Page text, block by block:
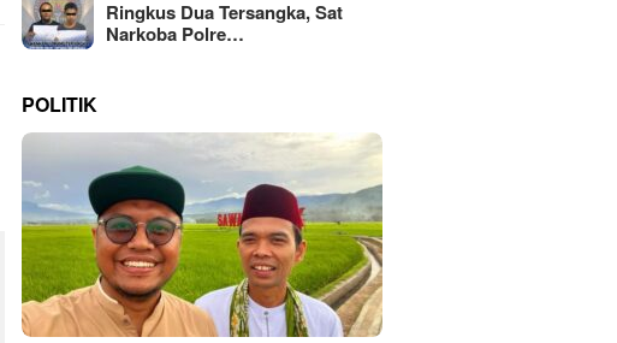
Ringkus Dua Tersangka, Sat
Narkoba Polre…
POLITIK